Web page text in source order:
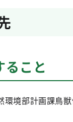
ること
環境部計画課鳥